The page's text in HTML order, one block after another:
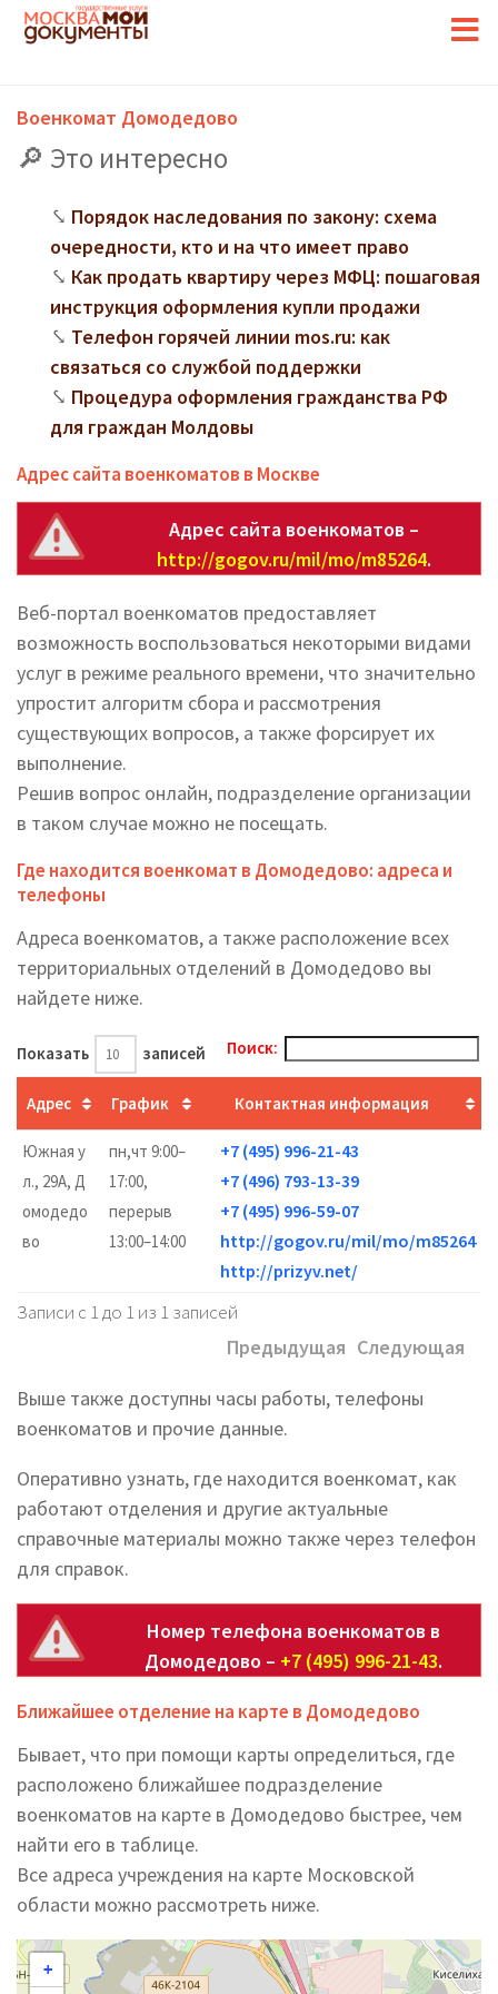
Военкомат Домодедово
Это интересно
Порядок наследования по закону: схема
очередности, кто и на что имеет право
Как продать квартиру через МФЦ: пошаговая
инструкция оформления купли продажи
Телефон горячей линии mos.ru: как
связаться со службой поддержки
Процедура оформления гражданства РФ
для граждан Молдовы
Адрес сайта военкоматов в Москве
Адрес сайта военкоматов –
http://gogov.ru/mil/mo/m85264.
Веб-портал военкоматов предоставляет
возможность воспользоваться некоторыми видами
услуг в режиме реального времени, что значительно
упростит алгоритм сбора и рассмотрения
существующих вопросов, а также форсирует их
выполнение.
Решив вопрос онлайн, подразделение организации
в таком случае можно не посещать.
Где находится военкомат в Домодедово: адреса и
телефоны
Адреса военкоматов, а также расположение всех
территориальных отделений в Домодедово вы
найдете ниже.
Показать записей Поиск:
Адрес График Контактная информация
Южная у
л., 29А, Д
омодедо
во
пн,чт 9:00–
17:00,
перерыв
13:00–14:00
+7 (495) 996-21-43
+7 (496) 793-13-39
+7 (495) 996-59-07
http://gogov.ru/mil/mo/m85264
http://prizyv.net/
Записи с 1 до 1 из 1 записей
Предыдущая Следующая
Выше также доступны часы работы, телефоны
военкоматов и прочие данные.
Оперативно узнать, где находится военкомат, как
работают отделения и другие актуальные
справочные материалы можно также через телефон
для справок.
Номер телефона военкоматов в
Домодедово – +7 (495) 996-21-43.
Ближайшее отделение на карте в Домодедово
Бывает, что при помощи карты определиться, где
расположено ближайшее подразделение
военкоматов на карте в Домодедово быстрее, чем
найти его в таблице.
Все адреса учреждения на карте Московской
области можно рассмотреть ниже.
+